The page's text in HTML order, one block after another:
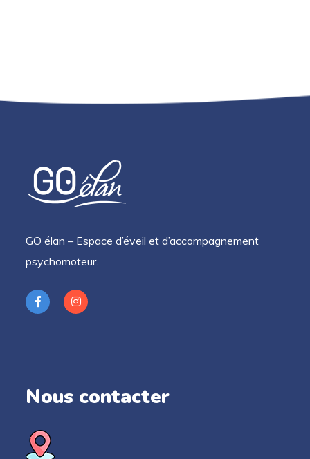
GO élan – Espace d’éveil et d’accompagnement
psychomoteur.
Nous contacter